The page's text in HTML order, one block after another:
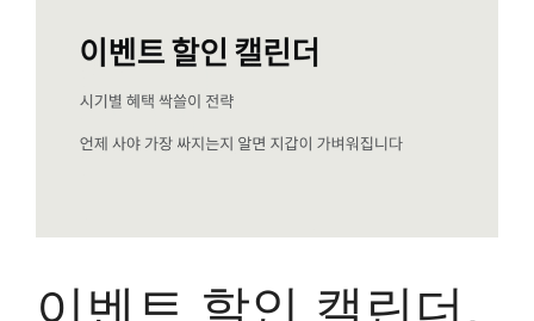
이벤트 할인 캘린더,